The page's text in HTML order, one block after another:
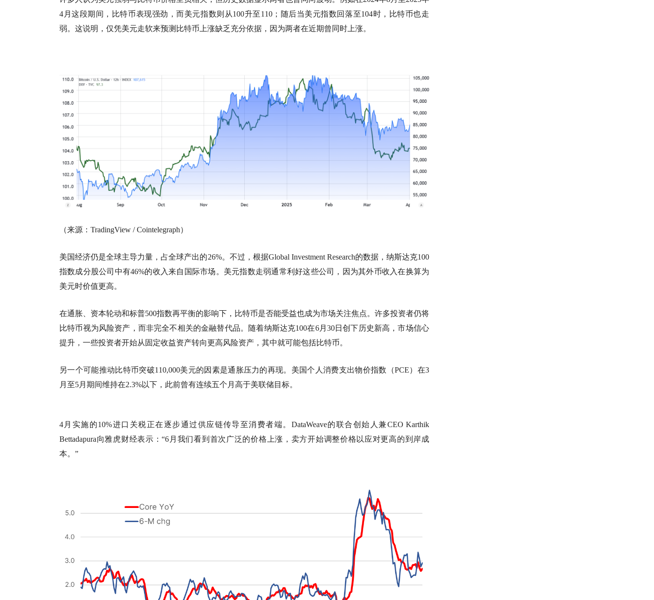
4月这段期间，比特币表现强劲，而美元指数则从100升至110；随后当美元指数回落至104时，比特币也走
弱。这说明，仅凭美元走软来预测比特币上涨缺乏充分依据，因为两者在近期曾同时上涨。
（来源：TradingView / Cointelegraph）
美国经济仍是全球主导力量，占全球产出的26%。不过，根据Global Investment Research的数据，纳斯达克100
指数成分股公司中有46%的收入来自国际市场。美元指数走弱通常利好这些公司，因为其外币收入在换算为
美元时价值更高。
在通胀、资本轮动和标普500指数再平衡的影响下，比特币是否能受益也成为市场关注焦点。许多投资者仍将
比特币视为风险资产，而非完全不相关的金融替代品。随着纳斯达克100在6月30日创下历史新高，市场信心
提升，一些投资者开始从固定收益资产转向更高风险资产，其中就可能包括比特币。
另一个可能推动比特币突破110,000美元的因素是通胀压力的再现。美国个人消费支出物价指数（PCE）在3
月至5月期间维持在2.3%以下，此前曾有连续五个月高于美联储目标。
4月实施的10%进口关税正在逐步通过供应链传导至消费者端。DataWeave的联合创始人兼CEO Karthik
Bettadapura向雅虎财经表示：“6月我们看到首次广泛的价格上涨，卖方开始调整价格以应对更高的到岸成
本。”